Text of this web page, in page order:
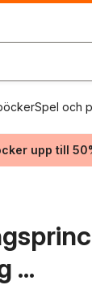
Spel och
upp till
...